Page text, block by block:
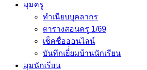
มุมครู
ทำเนียบบุคลากร
ตารางสอนครู 1/69
เช็คชื่อออนไลน์
บันทึกเยี่่ยมบ้านนักเรียน
มุมนักเรียน